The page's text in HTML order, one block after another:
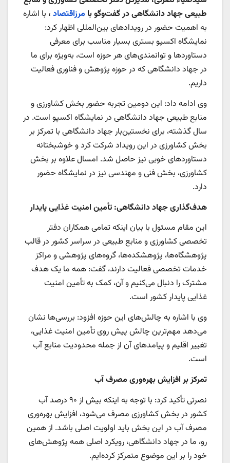
طبیعی جهاد دانشگاهی در گفت‌وگو با مرزاقتصاد ، با اشاره
به اهمیت حضور در رویدادهای بین‌المللی اظهار کرد:
نمایشگاه اکسپو بستری بسیار مناسب برای معرفی
دستاوردها و توانمندی‌های هر حوزه است، به‌ویژه برای ما
در جهاد دانشگاهی که در حوزه پژوهش و فناوری فعالیت
داریم.
وی ادامه داد: این دومین تجربه حضور بخش کشاورزی و
منابع طبیعی جهاد دانشگاهی در نمایشگاه اکسپو است. در
سال گذشته، برای نخستین‌بار جهاد دانشگاهی با تمرکز بر
بخش کشاورزی در این رویداد شرکت کرد و خوشبختانه
دستاوردهای خوبی نیز حاصل شد. امسال علاوه بر بخش
کشاورزی، بخش فنی و مهندسی نیز در نمایشگاه حضور
دارد.
هدف‌گذاری جهاد دانشگاهی: تأمین امنیت غذایی پایدار
این مقام مسئول با بیان اینکه تمامی همکاران دفتر
تخصصی کشاورزی و منابع طبیعی در سراسر کشور در قالب
پژوهشگاه‌ها، پژوهشکده‌ها، گروه‌های پژوهشی و مراکز
خدمات تخصصی فعالیت دارند، گفت: همه ما یک هدف
مشترک را دنبال می‌کنیم و آن، کمک به تأمین امنیت
غذایی پایدار کشور است.
وی با اشاره به چالش‌های این حوزه افزود: بررسی‌ها نشان
می‌دهد مهم‌ترین چالش پیش روی تأمین امنیت غذایی،
تغییر اقلیم و پیامدهای آن از جمله محدودیت منابع آب
است.
تمرکز بر افزایش بهره‌وری مصرف آب
نصرتی تأکید کرد: با توجه به اینکه بیش از ۹۰ درصد آب
کشور در بخش کشاورزی مصرف می‌شود، افزایش بهره‌وری
مصرف آب در این بخش باید اولویت اصلی باشد. از همین
رو، ما در جهاد دانشگاهی، رویکرد اصلی همه پژوهش‌های
خود را بر این موضوع متمرکز کرده‌ایم.